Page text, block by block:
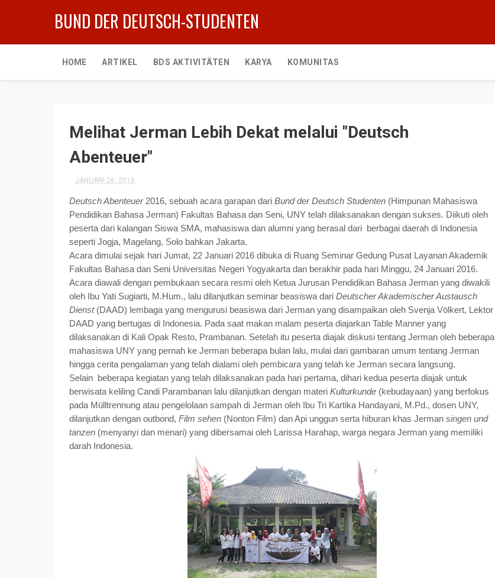
BUND DER DEUTSCH-STUDENTEN
HOME ARTIKEL BDS AKTIVITÄTEN KARYA KOMUNITAS
Melihat Jerman Lebih Dekat melalui "Deutsch
Abenteuer"
JANUARI 26, 2016
Deutsch Abenteuer2016, sebuah acara garapan dari Bund der Deutsch Studenten (Himpunan Mahasiswa
Pendidikan Bahasa Jerman) Fakultas Bahasa dan Seni, UNY telah dilaksanakan dengan sukses. Diikuti oleh
peserta dari kalangan Siswa SMA, mahasiswa dan alumni yang berasal dari berbagai daerah di Indonesia
seperti Jogja, Magelang, Solo bahkan Jakarta.
Acara dimulai sejak hari Jumat, 22 Januari 2016 dibuka di Ruang Seminar Gedung Pusat Layanan Akademik
Fakultas Bahasa dan Seni Universitas Negeri Yogyakarta dan berakhir pada hari Minggu, 24 Januari 2016.
Acara diawali dengan pembukaan secara resmi oleh Ketua Jurusan Pendidikan Bahasa Jerman yang diwakili
oleh Ibu Yati Sugiarti, M.Hum., lalu dilanjutkan seminar beasiswa dari Deutscher Akademischer Austausch
Dienst(DAAD) lembaga yang mengurusi beasiswa dari Jerman yang disampaikan oleh Svenja Völkert, Lektor
DAAD yang bertugas di Indonesia. Pada saat makan malam peserta diajarkan Table Manner yang
dilaksanakan di Kali Opak Resto, Prambanan. Setelah itu peserta diajak diskusi tentang Jerman oleh beberapa
mahasiswa UNY yang pernah ke Jerman beberapa bulan lalu, mulai dari gambaran umum tentang Jerman
hingga cerita pengalaman yang telah dialami oleh pembicara yang telah ke Jerman secara langsung.
Selain beberapa kegiatan yang telah dilaksanakan pada hari pertama, dihari kedua peserta diajak untuk
berwisata keliling Candi Parambanan lalu dilanjutkan dengan materi Kulturkunde (kebudayaan) yang berfokus
pada Mülltrennung atau pengelolaan sampah di Jerman oleh Ibu Tri Kartika Handayani, M.Pd., dosen UNY,
dilanjutkan dengan outbond, Film sehen (Nonton Film) dan Api unggun serta hiburan khas Jerman singen und
tanzen (menyanyi dan menari) yang dibersamai oleh Larissa Harahap, warga negara Jerman yang memiliki
darah Indonesia.